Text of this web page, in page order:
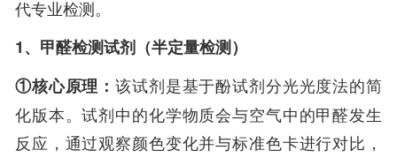
代专业检测。
1、甲醛检测试剂（半定量检测）
①核心原理：该试剂是基于酚试剂分光光度法的简
化版本。试剂中的化学物质会与空气中的甲醛发生
反应，通过观察颜色变化并与标准色卡进行对比，